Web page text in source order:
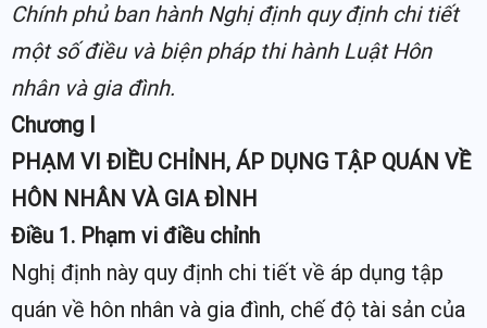
Chính phủ ban hành Nghị định quy định chi tiết
một số điều và biện pháp thi hành Luật Hôn
nhân và gia đình.
Chương I
PHẠM VI ĐIỀU CHỈNH, ÁP DỤNG TẬP QUÁN VỀ
HÔN NHÂN VÀ GIA ĐÌNH
Điều 1. Phạm vi điều chỉnh
Nghị định này quy định chi tiết về áp dụng tập
quán về hôn nhân và gia đình, chế độ tài sản của